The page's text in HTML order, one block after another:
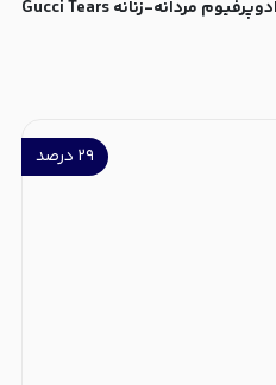
عطر ادکلن گوچی تیرز فرام د مون ادوپرفیوم مردانه-زنانه Gucci Tears
۲۹ درصد